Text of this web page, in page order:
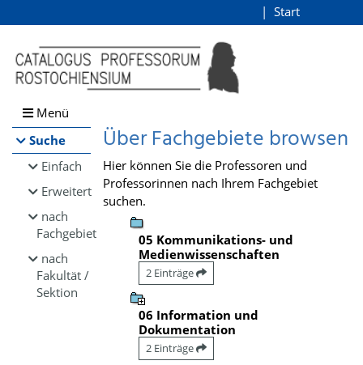
Browsen
direkt zum Inhalt
Start
Menü
Suche
Einfach
Erweitert
nach
Fachgebiet
nach
Fakultät /
Sektion
Über Fachgebiete browsen
Hier können Sie die Professoren und
Professorinnen nach Ihrem Fachgebiet
suchen.
05 Kommunikations- und
Medienwissenschaften
2 Einträge
06 Information und
Dokumentation
2 Einträge